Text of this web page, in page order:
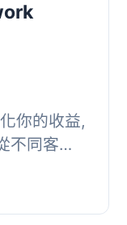
你的收益,
不同客
個小量訂
來決定向